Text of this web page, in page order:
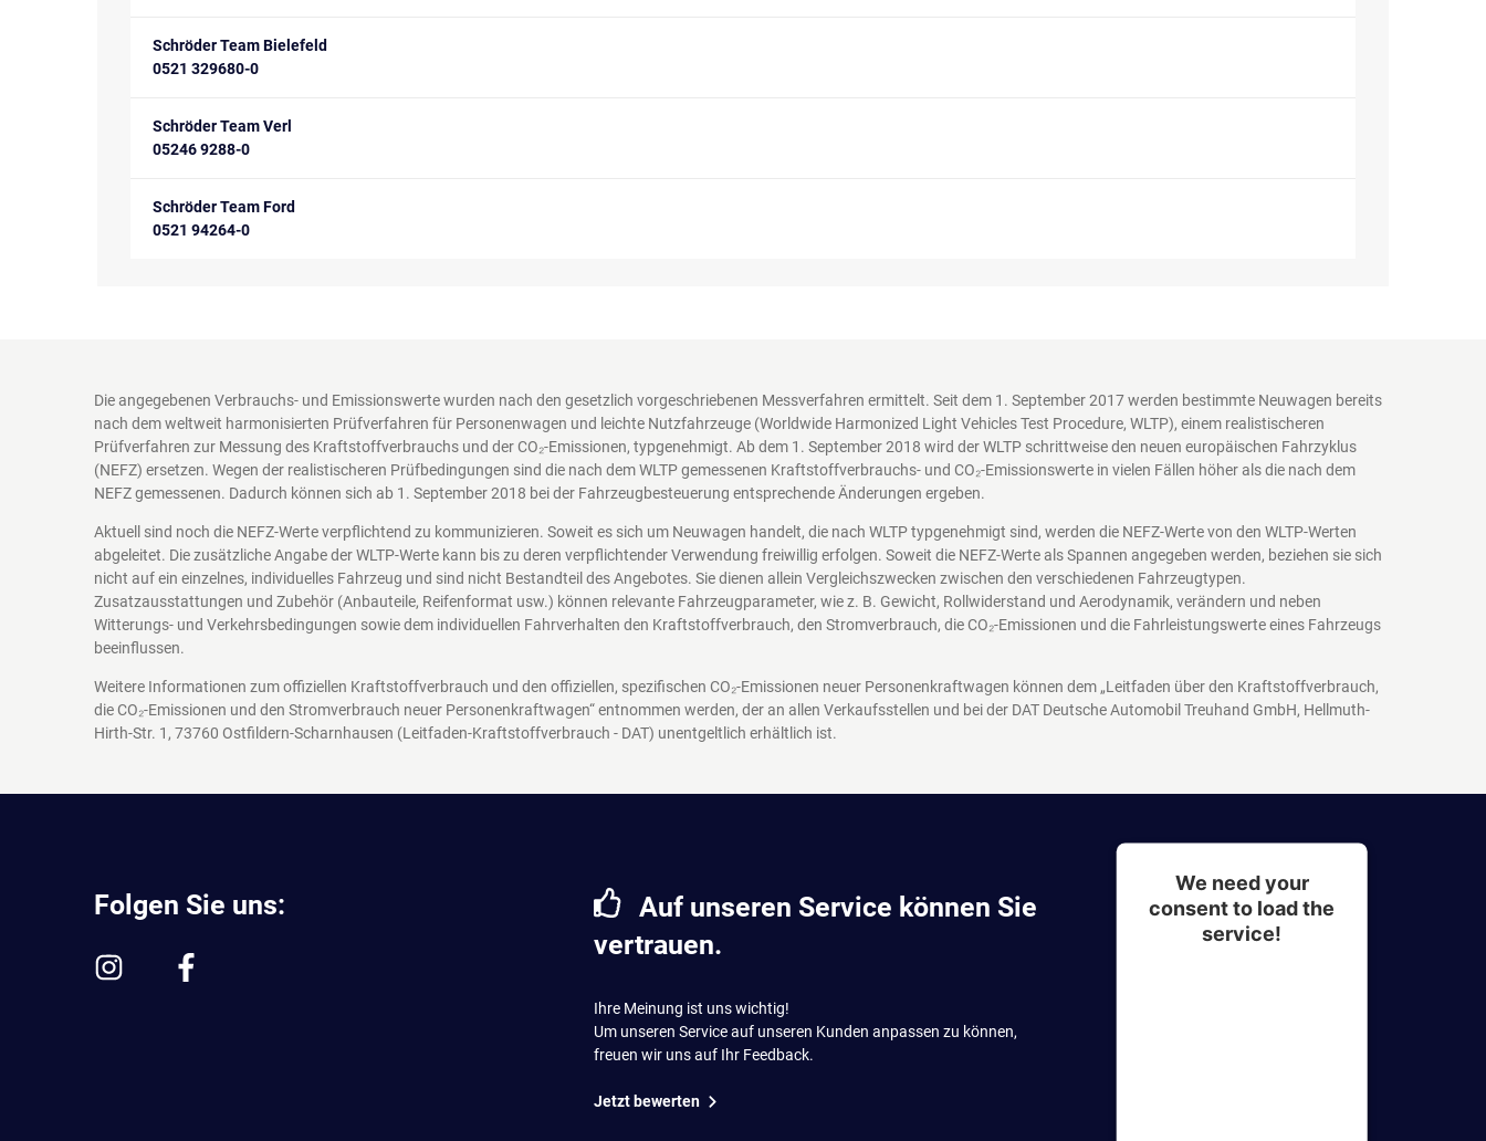
Schröder Team Bielefeld
0521 329680-0
Schröder Team Verl
05246 9288-0
Schröder Team Ford
0521 94264-0
Die angegebenen Verbrauchs- und Emissionswerte wurden nach den gesetzlich vorgeschriebenen Messverfahren ermittelt. Seit dem 1. September 2017 werden bestimmte Neuwagen bereits
nach dem weltweit harmonisierten Prüfverfahren für Personenwagen und leichte Nutzfahrzeuge (Worldwide Harmonized Light Vehicles Test Procedure, WLTP), einem realistischeren
Prüfverfahren zur Messung des Kraftstoffverbrauchs und der CO₂-Emissionen, typgenehmigt. Ab dem 1. September 2018 wird der WLTP schrittweise den neuen europäischen Fahrzyklus
(NEFZ) ersetzen. Wegen der realistischeren Prüfbedingungen sind die nach dem WLTP gemessenen Kraftstoffverbrauchs- und CO₂-Emissionswerte in vielen Fällen höher als die nach dem
NEFZ gemessenen. Dadurch können sich ab 1. September 2018 bei der Fahrzeugbesteuerung entsprechende Änderungen ergeben.
Aktuell sind noch die NEFZ-Werte verpflichtend zu kommunizieren. Soweit es sich um Neuwagen handelt, die nach WLTP typgenehmigt sind, werden die NEFZ-Werte von den WLTP-Werten
abgeleitet. Die zusätzliche Angabe der WLTP-Werte kann bis zu deren verpflichtender Verwendung freiwillig erfolgen. Soweit die NEFZ-Werte als Spannen angegeben werden, beziehen sie sich
nicht auf ein einzelnes, individuelles Fahrzeug und sind nicht Bestandteil des Angebotes. Sie dienen allein Vergleichszwecken zwischen den verschiedenen Fahrzeugtypen.
Zusatzausstattungen und Zubehör (Anbauteile, Reifenformat usw.) können relevante Fahrzeugparameter, wie z. B. Gewicht, Rollwiderstand und Aerodynamik, verändern und neben
Witterungs- und Verkehrsbedingungen sowie dem individuellen Fahrverhalten den Kraftstoffverbrauch, den Stromverbrauch, die CO₂-Emissionen und die Fahrleistungswerte eines Fahrzeugs
beeinflussen.
Weitere Informationen zum offiziellen Kraftstoffverbrauch und den offiziellen, spezifischen CO₂-Emissionen neuer Personenkraftwagen können dem „Leitfaden über den Kraftstoffverbrauch,
die CO₂-Emissionen und den Stromverbrauch neuer Personenkraftwagen“ entnommen werden, der an allen Verkaufsstellen und bei der DAT Deutsche Automobil Treuhand GmbH, Hellmuth-
Hirth-Str. 1, 73760 Ostfildern-Scharnhausen (Leitfaden-Kraftstoffverbrauch - DAT) unentgeltlich erhältlich ist.
Folgen Sie uns:
Auf unseren Service können Sie
vertrauen.
Ihre Meinung ist uns wichtig!
Um unseren Service auf unseren Kunden anpassen zu können,
freuen wir uns auf Ihr Feedback.
Jetzt bewerten
We need your
consent to load the
service!